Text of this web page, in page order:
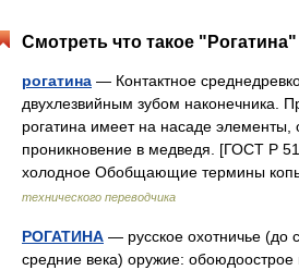
Смотреть что такое
рогатина — Контактное
двухлезвийным зубом наконечника.
рогатина имеет на насаде
проникновение в медведя. [ГОСТ Р
холодное Обобщающие термины
технического переводчика
РОГАТИНА — русское охотничье (до
средние века) оружие: обоюдоострое